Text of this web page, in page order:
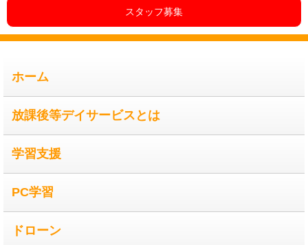
スタッフ募集
ホーム
放課後等デイサービスとは
学習支援
PC学習
ドローン